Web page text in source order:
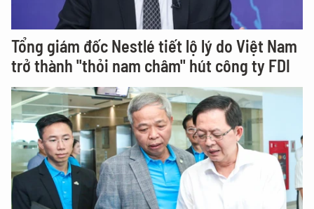
Tổng giám đốc Nestlé tiết lộ lý do Việt Nam
trở thành "thỏi nam châm" hút công ty FDI